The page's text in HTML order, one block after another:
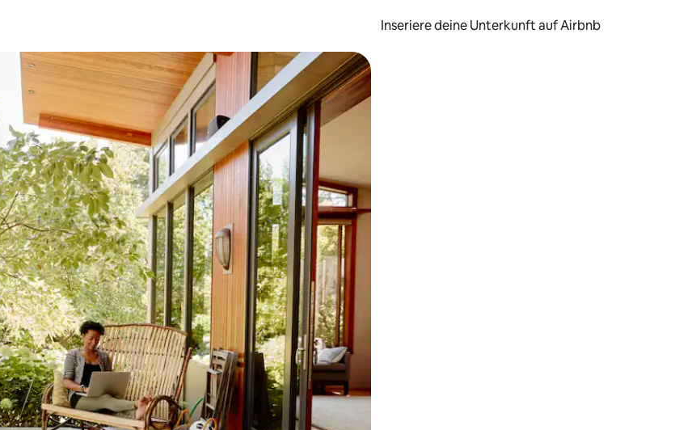
Inseriere deine Unterkunft auf Airbnb
nach oben und unten oder erkunde die Ergebnisse durch Berühren oder Wischgesten.